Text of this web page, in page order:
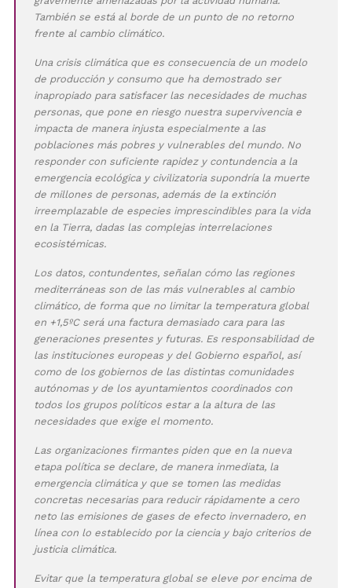
También se está al borde de un punto de no retorno
frente al cambio climático.
Una crisis climática que es consecuencia de un modelo
de producción y consumo que ha demostrado ser
inapropiado para satisfacer las necesidades de muchas
personas, que pone en riesgo nuestra supervivencia e
impacta de manera injusta especialmente a las
poblaciones más pobres y vulnerables del mundo. No
responder con suficiente rapidez y contundencia a la
emergencia ecológica y civilizatoria supondría la muerte
de millones de personas, además de la extinción
irreemplazable de especies imprescindibles para la vida
en la Tierra, dadas las complejas interrelaciones
ecosistémicas.
Los datos, contundentes, señalan cómo las regiones
mediterráneas son de las más vulnerables al cambio
climático, de forma que no limitar la temperatura global
en +1,5ºC será una factura demasiado cara para las
generaciones presentes y futuras. Es responsabilidad de
las instituciones europeas y del Gobierno español, así
como de los gobiernos de las distintas comunidades
autónomas y de los ayuntamientos coordinados con
todos los grupos políticos estar a la altura de las
necesidades que exige el momento.
Las organizaciones firmantes piden que en la nueva
etapa política se declare, de manera inmediata, la
emergencia climática y que se tomen las medidas
concretas necesarias para reducir rápidamente a cero
neto las emisiones de gases de efecto invernadero, en
línea con lo establecido por la ciencia y bajo criterios de
justicia climática.
Evitar que la temperatura global se eleve por encima de